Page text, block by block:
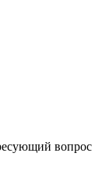
вопрос